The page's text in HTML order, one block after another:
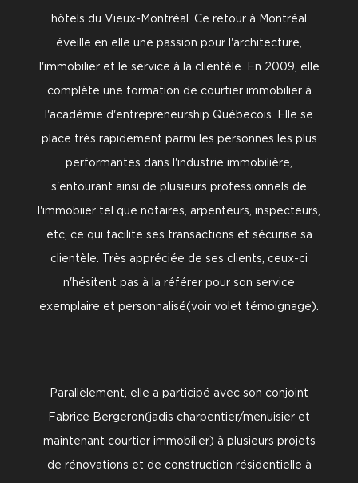
hôtels du Vieux-Montréal. Ce retour à Montréal
éveille en elle une passion pour l'architecture,
l'immobilier et le service à la clientèle. En 2009, elle
complète une formation de courtier immobilier à
l'académie d'entrepreneurship Québecois. Elle se
place très rapidement parmi les personnes les plus
performantes dans l'industrie immobilière,
s'entourant ainsi de plusieurs professionnels de
l'immobiier tel que notaires, arpenteurs, inspecteurs,
etc, ce qui facilite ses transactions et sécurise sa
clientèle. Très appréciée de ses clients, ceux-ci
n'hésitent pas à la référer pour son service
exemplaire et personnalisé(voir volet témoignage).
Parallèlement, elle a participé avec son conjoint
Fabrice Bergeron(jadis charpentier/menuisier et
maintenant courtier immobilier) à plusieurs projets
de rénovations et de construction résidentielle à